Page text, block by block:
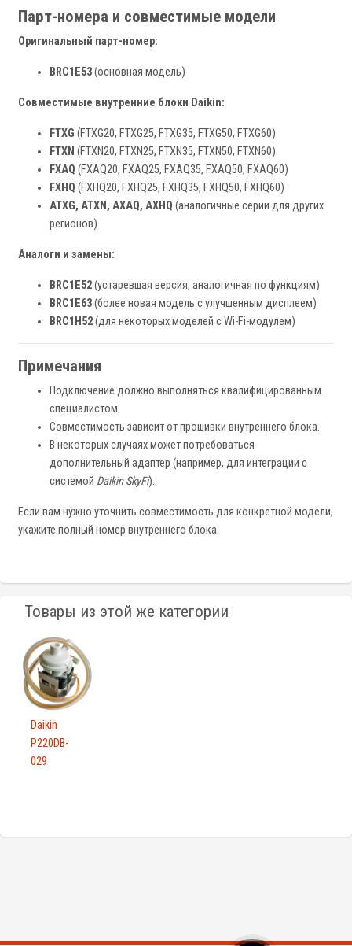
Парт-номера и совместимые модели
Оригинальный парт-номер:
BRC1E53(основная модель)
Совместимые внутренние блоки Daikin:
FTXG (FTXG20, FTXG25, FTXG35, FTXG50, FTXG60)
FTXN (FTXN20, FTXN25, FTXN35, FTXN50, FTXN60)
FXAQ (FXAQ20, FXAQ25, FXAQ35, FXAQ50, FXAQ60)
FXHQ (FXHQ20, FXHQ25, FXHQ35, FXHQ50, FXHQ60)
ATXG, ATXN, AXAQ, AXHQ (аналогичные серии для других
регионов)
Аналоги и замены:
BRC1E52(устаревшая версия, аналогичная по функциям)
BRC1E63(более новая модель с улучшенным дисплеем)
BRC1H52(для некоторых моделей с Wi-Fi-модулем)
Примечания
Подключение должно выполняться квалифицированным
специалистом.
Совместимость зависит от прошивки внутреннего блока.
В некоторых случаях может потребоваться
дополнительный адаптер (например, для интеграции с
системой Daikin SkyFi).
Если вам нужно уточнить совместимость для конкретной модели,
укажите полный номер внутреннего блока.
Товары из этой же категории
Daikin
P220DB-
029